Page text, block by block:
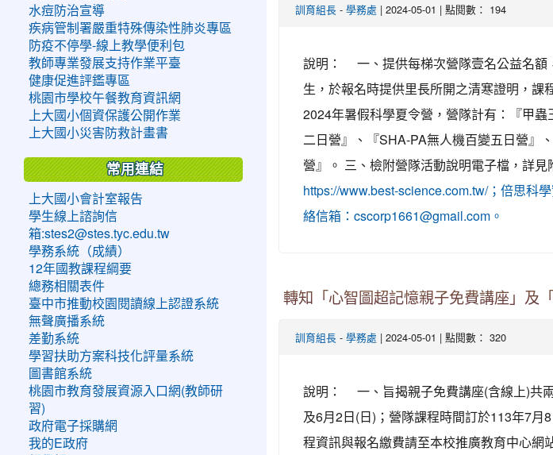
訓育組長 - 學務處 | 2024-05-01 | 點閱數： 194
說明： 一、提供每梯次營隊壹名公益名額
生，於報名時提供里長所開之清寒證明，課
2024年暑假科學夏令營，營隊計有：『甲
二日營』、『SHA-PA無人機百變五日營』
營』。 三、檢附營隊活動說明電子檔，詳見
https://www.best-science.com.tw/；倍思科
絡信箱：cscorp1661@gmail.com。
轉知「心智圖超記憶親子免費講座」及
訓育組長 - 學務處 | 2024-05-01 | 點閱數： 320
說明： 一、旨揭親子免費講座(含線上)共
及6月2日(日)；營隊課程時間訂於113年7月
程資訊與報名繳費請至本校推廣教育中心網
水痘防治宣導
疾病管制署嚴重特殊傳染性肺炎專區
防疫不停學-線上教學便利包
教師專業發展支持作業平臺
健康促進評鑑專區
桃園市學校午餐教育資訊網
上大國小個資保護公開作業
上大國小災害防救計畫書
常用連結
上大國小會計室報告
學生線上諮詢信
箱:stes2@stes.tyc.edu.tw
學務系統（成績）
12年國教課程綱要
總務相關表件
臺中市推動校園閱讀線上認證系統
無聲廣播系統
差勤系統
學習扶助方案科技化評量系統
圖書館系統
桃園市教育發展資源入口網(教師研
習)
政府電子採購網
我的E政府